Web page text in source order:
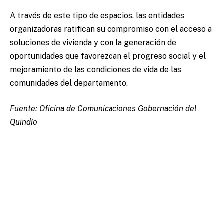
A través de este tipo de espacios, las entidades
organizadoras ratifican su compromiso con el acceso a
soluciones de vivienda y con la generación de
oportunidades que favorezcan el progreso social y el
mejoramiento de las condiciones de vida de las
comunidades del departamento.
Fuente: Oficina de Comunicaciones Gobernación del
Quindío